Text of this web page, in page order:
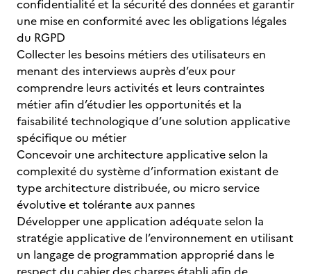
confidentialité et la sécurité des données et garantir
une mise en conformité avec les obligations légales
du RGPD
Collecter les besoins métiers des utilisateurs en
menant des interviews auprès d’eux pour
comprendre leurs activités et leurs contraintes
métier afin d’étudier les opportunités et la
faisabilité technologique d’une solution applicative
spécifique ou métier
Concevoir une architecture applicative selon la
complexité du système d’information existant de
type architecture distribuée, ou micro service
évolutive et tolérante aux pannes
Développer une application adéquate selon la
stratégie applicative de l’environnement en utilisant
un langage de programmation approprié dans le